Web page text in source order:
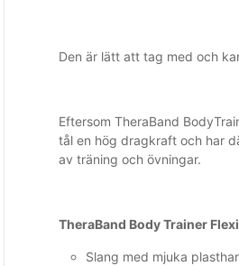
Den är lätt att tag med och
Eftersom TheraBand
tål en hög dragkraft och har
av träning och övningar.
TheraBand Body Trainer
Slang med mjuka